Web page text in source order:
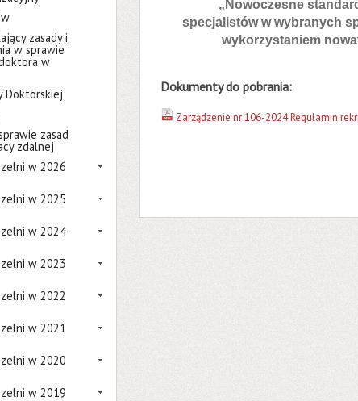
zasady i
w sprawie
w
Doktorskiej
zasad
zdalnej
w 2026
w 2025
w 2024
w 2023
w 2022
w 2021
w 2020
w 2019
„Nowoczesne
specjalistów w wybranych
wykorzystaniem
Dokumenty do pobrania:
Zarządzenie nr 106-2024 Regulamin